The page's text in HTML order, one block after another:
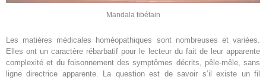
Mandala tibétain
Les matières médicales homéopathiques sont nombreuses et variées.
Elles ont un caractère rébarbatif pour le lecteur du fait de leur apparente
complexité et du foisonnement des symptômes décrits, pêle-mêle, sans
ligne directrice apparente. La question est de savoir s’il existe un fil